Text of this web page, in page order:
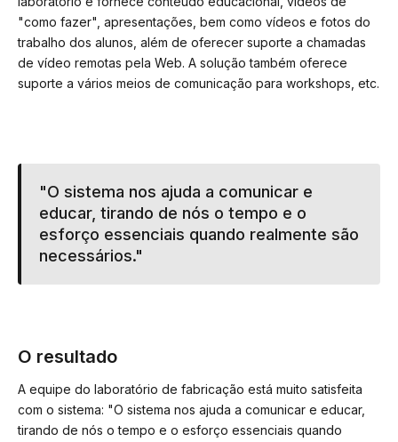
"como fazer", apresentações, bem como vídeos e fotos do
trabalho dos alunos, além de oferecer suporte a chamadas
de vídeo remotas pela Web. A solução também oferece
suporte a vários meios de comunicação para workshops, etc.
"O sistema nos ajuda a comunicar e
educar, tirando de nós o tempo e o
esforço essenciais quando realmente são
necessários."
O resultado
A equipe do laboratório de fabricação está muito satisfeita
com o sistema: "O sistema nos ajuda a comunicar e educar,
tirando de nós o tempo e o esforço essenciais quando